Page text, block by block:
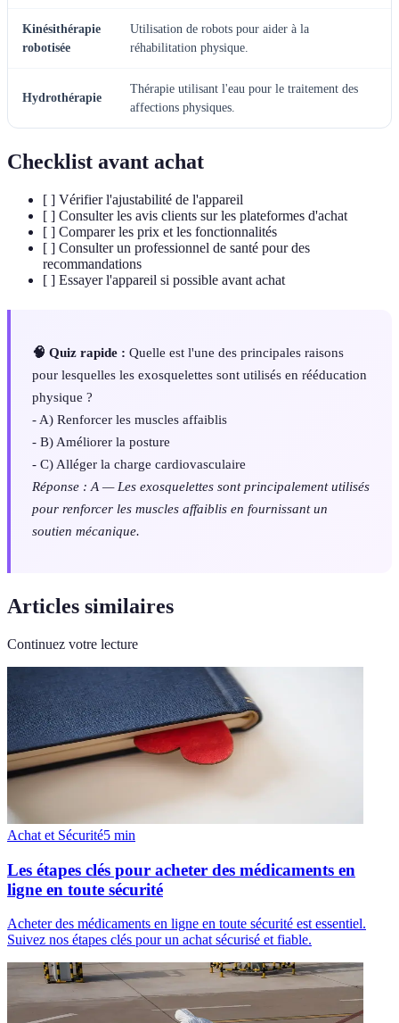
Kinésithérapie
robotisée
Utilisation de robots pour aider à la
réhabilitation physique.
Hydrothérapie
Thérapie utilisant l'eau pour le traitement des
affections physiques.
Checklist avant achat
[ ] Vérifier l'ajustabilité de l'appareil
[ ] Consulter les avis clients sur les plateformes d'achat
[ ] Comparer les prix et les fonctionnalités
[ ] Consulter un professionnel de santé pour des
recommandations
[ ] Essayer l'appareil si possible avant achat
🧠 Quiz rapide : Quelle est l'une des principales raisons
pour lesquelles les exosquelettes sont utilisés en rééducation
physique ?
- A) Renforcer les muscles affaiblis
- B) Améliorer la posture
- C) Alléger la charge cardiovasculaire
Réponse : A — Les exosquelettes sont principalement utilisés
pour renforcer les muscles affaiblis en fournissant un
soutien mécanique.
Articles similaires
Continuez votre lecture
Achat et Sécurité5 min
Les étapes clés pour acheter des médicaments en
ligne en toute sécurité
Acheter des médicaments en ligne en toute sécurité est essentiel.
Suivez nos étapes clés pour un achat sécurisé et fiable.